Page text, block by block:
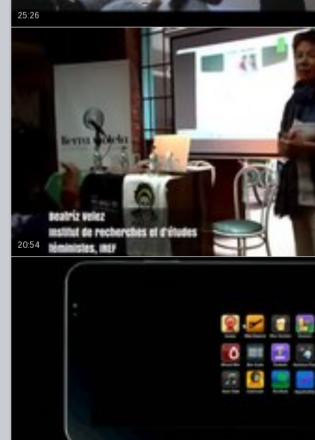
25:26
20:54